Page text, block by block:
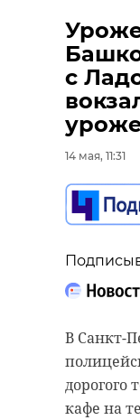
с
14 мая, 11:31
В Санкт-
дорогого
кафе на